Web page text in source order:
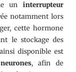
un interrupteur
notamment lors
cette hormone
le stockage des
disponible est
, afin de